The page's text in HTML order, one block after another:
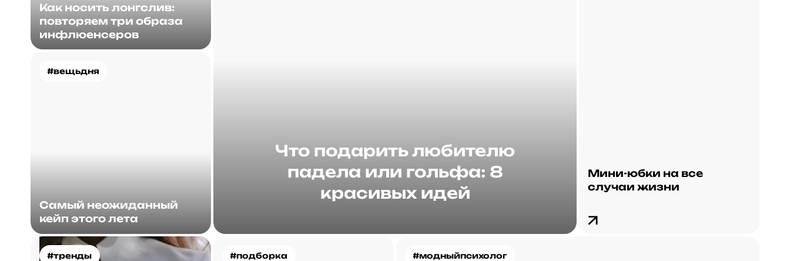
Как носить лонгслив:
повторяем три образа
инфлюенсеров
Что подарить любителю
падела или гольфа: 8
красивых идей
Мини-юбки на все
случаи жизни
#вещьдня
Самый неожиданный
кейп этого лета
#тренды #подборка #модныйпсихолог